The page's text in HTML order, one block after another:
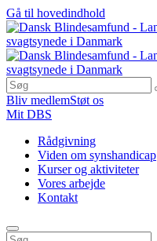
Gå til hovedindhold
Bliv medlemStøt os
Mit DBS
Rådgivning
Viden om synshandicap
Kurser og aktiviteter
Vores arbejde
Kontakt